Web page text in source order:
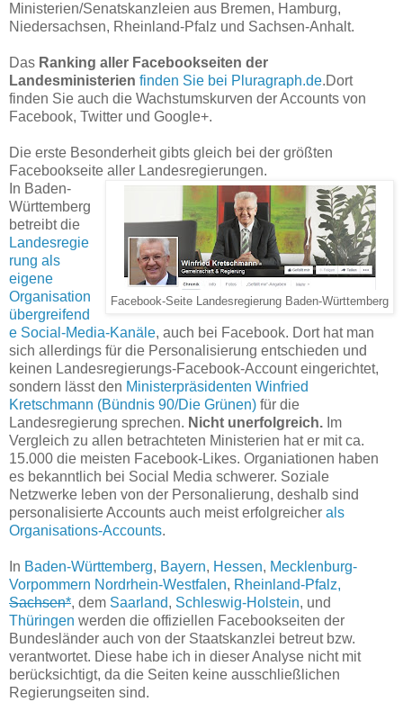
Ministerien/Senatskanzleien aus Bremen, Hamburg,
Niedersachsen, Rheinland-Pfalz und Sachsen-Anhalt.
Das Ranking aller Facebookseiten der
Landesministerien finden Sie bei Pluragraph.de.Dort
finden Sie auch die Wachstumskurven der Accounts von
Facebook, Twitter und Google+.
Die erste Besonderheit gibts gleich bei der größten
Facebookseite aller Landesregierungen.
Facebook-Seite Landesregierung Baden-Württemberg
In Baden-
Württemberg
betreibt die
Landesregie
rung als
eigene
Organisation
übergreifend
e Social-Media-Kanäle, auch bei Facebook. Dort hat man
sich allerdings für die Personalisierung entschieden und
keinen Landesregierungs-Facebook-Account eingerichtet,
sondern lässt den Ministerpräsidenten Winfried
Kretschmann (Bündnis 90/Die Grünen) für die
Landesregierung sprechen. Nicht unerfolgreich. Im
Vergleich zu allen betrachteten Ministerien hat er mit ca.
15.000 die meisten Facebook-Likes. Organiationen haben
es bekanntlich bei Social Media schwerer. Soziale
Netzwerke leben von der Personalierung, deshalb sind
personalisierte Accounts auch meist erfolgreicher als
Organisations-Accounts.
In Baden-Württemberg, Bayern, Hessen, Mecklenburg-
Vorpommern Nordrhein-Westfalen, Rheinland-Pfalz,
Sachsen*, dem Saarland, Schleswig-Holstein, und
Thüringen werden die offiziellen Facebookseiten der
Bundesländer auch von der Staatskanzlei betreut bzw.
verantwortet. Diese habe ich in dieser Analyse nicht mit
berücksichtigt, da die Seiten keine ausschließlichen
Regierungseiten sind.